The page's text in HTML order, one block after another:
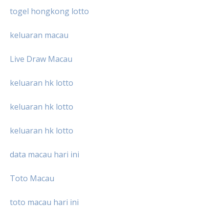
togel hongkong lotto
keluaran macau
Live Draw Macau
keluaran hk lotto
keluaran hk lotto
keluaran hk lotto
data macau hari ini
Toto Macau
toto macau hari ini